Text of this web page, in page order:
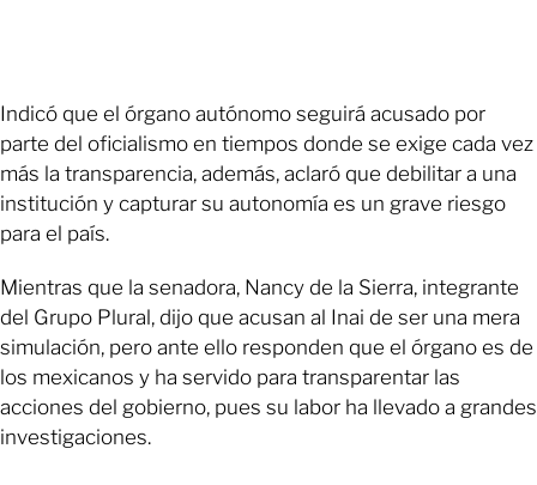
Indicó que el órgano autónomo seguirá acusado por
parte del oficialismo en tiempos donde se exige cada vez
más la transparencia, además, aclaró que debilitar a una
institución y capturar su autonomía es un grave riesgo
para el país.
Mientras que la senadora, Nancy de la Sierra, integrante
del Grupo Plural, dijo que acusan al Inai de ser una mera
simulación, pero ante ello responden que el órgano es de
los mexicanos y ha servido para transparentar las
acciones del gobierno, pues su labor ha llevado a grandes
investigaciones.